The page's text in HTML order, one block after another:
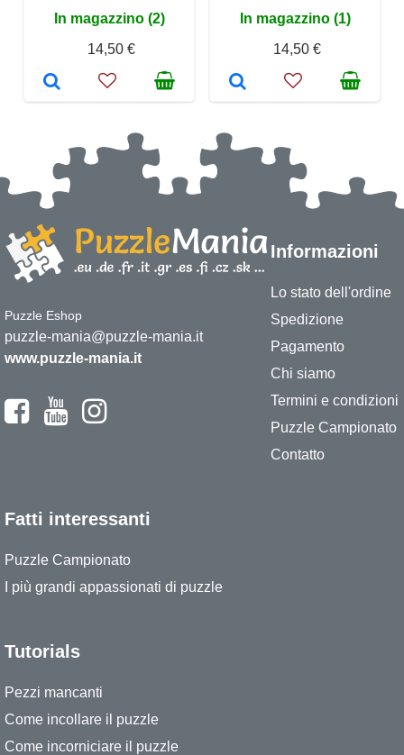
In magazzino (2)
14,50 €
In magazzino (1)
14,50 €
Puzzle Eshop
puzzle-mania@puzzle-mania.it
www.puzzle-mania.it
Informazioni
Lo stato dell'ordine
Spedizione
Pagamento
Chi siamo
Termini e condizioni
Puzzle Campionato
Contatto
Fatti interessanti
Puzzle Campionato
I più grandi appassionati di puzzle
Tutorials
Pezzi mancanti
Come incollare il puzzle
Come incorniciare il puzzle